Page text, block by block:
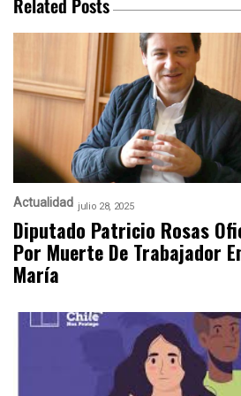
Related Posts
Actualidad julio 28, 2025
Diputado Patricio Rosas
Por Muerte De Trabajador
María